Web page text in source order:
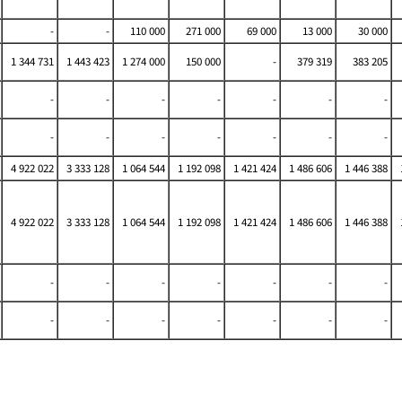
- - 110 000 271 000 69 000 13 000
30 000
1 344 731 1 443 423 1 274 000 150 000 - 379 319
383 205
- - - - - -
-
- - - - - -
-
4 922 022 3 333 128 1 064 544 1 192 098 1 421 424 1 486 606 1 446 388
4 922 022 3 333 128 1 064 544 1 192 098 1 421 424 1 486 606 1 446 388
- - - - - -
-
- - - - - - -